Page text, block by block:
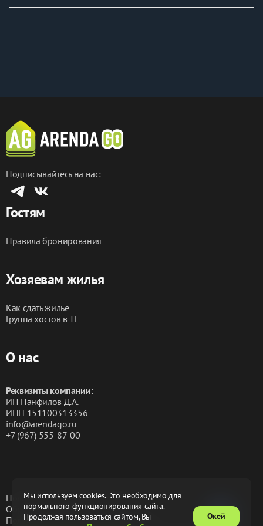
Мы используем cookies. Это необходимо для
нормального функционирования сайта.
Продолжая пользоваться сайтом, Вы
Окей
Подписывайтесь на нас:
Гостям
Правила бронирования
Хозяевам жилья
Как сдать жилье
Группа хостов в ТГ
О нас
Реквизиты компании:
ИП Панфилов Д.А.
ИНН 151100313356
info@arendago.ru
+7 (967) 555-87-00
Политика конфиденциальности
Обработка персональных данных
Пользовательское соглашениеОферта